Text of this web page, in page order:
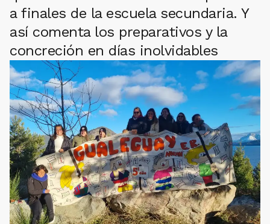
a finales de la escuela secundaria. Y
así comenta los preparativos y la
concreción en días inolvidables